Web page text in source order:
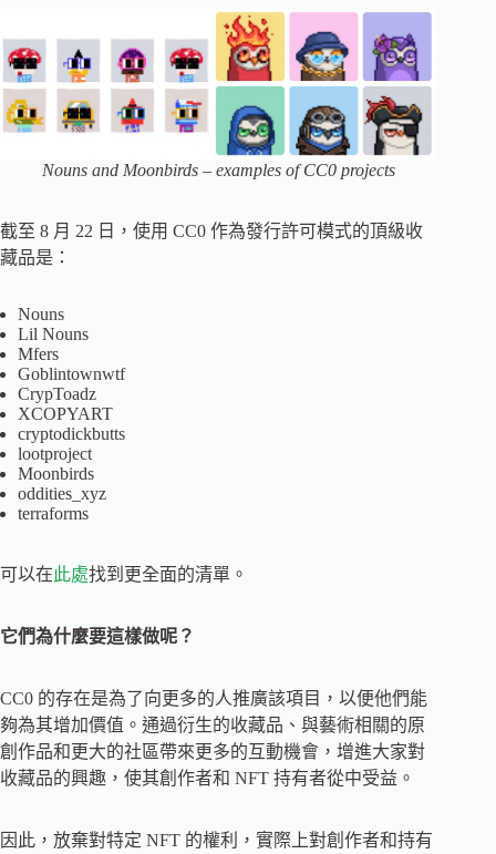
Nouns and Moonbirds – examples of CC0 projects
截至 8 月 22 日，使用 CC0 作為發行許可模式的頂級收
藏品是：
Nouns
Lil Nouns
Mfers
Goblintownwtf
CrypToadz
XCOPYART
cryptodickbutts
lootproject
Moonbirds
oddities_xyz
terraforms
可以在此處找到更全面的清單。
它們為什麼要這樣做呢？
CC0 的存在是為了向更多的人推廣該項目，以便他們能
夠為其增加價值。通過衍生的收藏品、與藝術相關的原
創作品和更大的社區帶來更多的互動機會，增進大家對
收藏品的興趣，使其創作者和 NFT 持有者從中受益。
因此，放棄對特定 NFT 的權利，實際上對創作者和持有